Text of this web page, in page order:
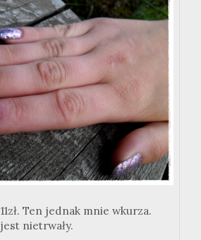
Ten jednak mnie wkurza.
nietrwały.